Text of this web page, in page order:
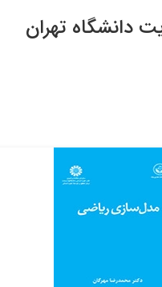
دانشگاه تهران